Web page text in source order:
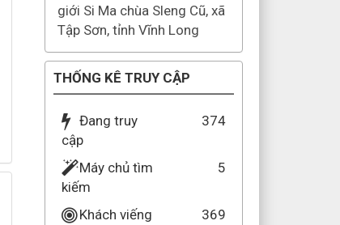
giới Si Ma chùa Sleng Cũ, xã
Tập Sơn, tỉnh Vĩnh Long
THỐNG KÊ TRUY CẬP
Đang truy
cập
374
Máy chủ tìm
kiếm
5
Khách viếng
369